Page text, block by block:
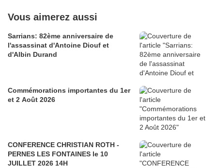
Vous aimerez aussi
Sarrians: 82ème anniversaire de
l'assassinat d'Antoine Diouf et
d'Albin Durand
Commémorations importantes du 1er
et 2 Août 2026
CONFERENCE CHRISTIAN ROTH -
PERNES LES FONTAINES le 10
JUILLET 2026 14H